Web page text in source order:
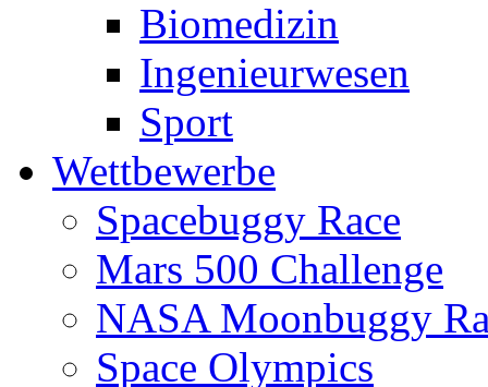
Biomedizin
Ingenieurwesen
Sport
Wettbewerbe
Spacebuggy Race
Mars 500 Challenge
NASA Moonbuggy
Space Olympics